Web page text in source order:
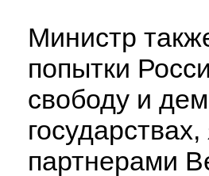
Министр
попытки
свободу и
партнерами